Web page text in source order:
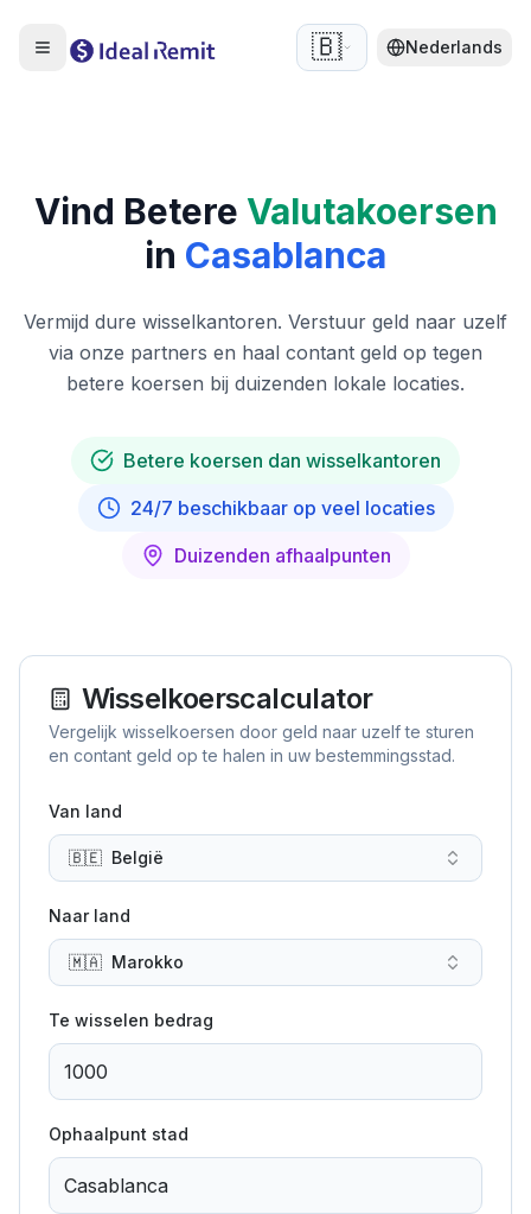
🇧🇪 Nederlands
Vind Betere Valutakoersen
in Casablanca
Vermijd dure wisselkantoren. Verstuur geld naar uzelf
via onze partners en haal contant geld op tegen
betere koersen bij duizenden lokale locaties.
Betere koersen dan wisselkantoren
24/7 beschikbaar op veel locaties
Duizenden afhaalpunten
Wisselkoerscalculator
Vergelijk wisselkoersen door geld naar uzelf te sturen
en contant geld op te halen in uw bestemmingsstad.
Van land
🇧🇪 België
Naar land
🇲🇦 Marokko
Te wisselen bedrag
Ophaalpunt stad